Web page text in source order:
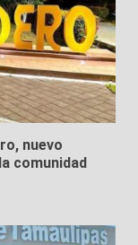
nuevo
comunidad